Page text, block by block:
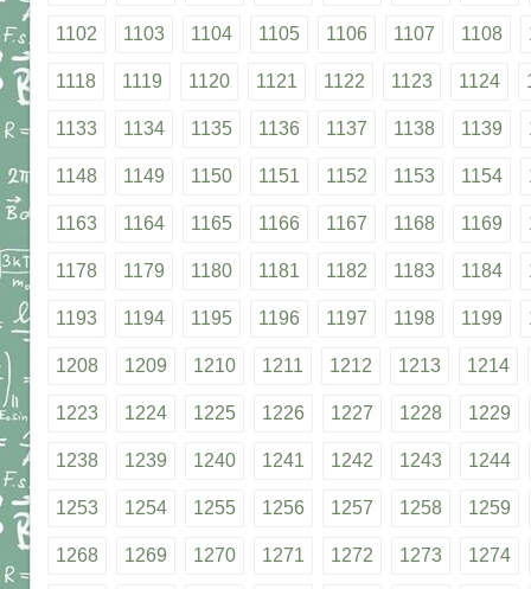
1102 1103 1104 1105 1106 1107 1108
1118 1119 1120 1121 1122 1123 1124
1133 1134 1135 1136 1137 1138 1139
1148 1149 1150 1151 1152 1153 1154
1163 1164 1165 1166 1167 1168 1169
1178 1179 1180 1181 1182 1183 1184
1193 1194 1195 1196 1197 1198 1199
1208 1209 1210 1211 1212 1213 1214
1223 1224 1225 1226 1227 1228 1229
1238 1239 1240 1241 1242 1243 1244
1253 1254 1255 1256 1257 1258 1259
1268 1269 1270 1271 1272 1273 1274